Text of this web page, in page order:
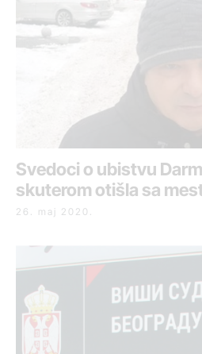
Svedoci o ubistvu
skuterom otišla sa
26. maj 2020.